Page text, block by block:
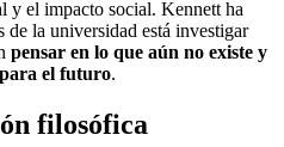
y el impacto social. Kennett ha
la universidad está investigar
pensar en lo que aún no existe y
el futuro.
filosófica